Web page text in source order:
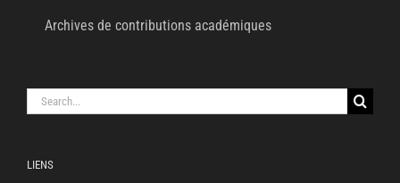
Archives de contributions académiques
Search
for:
LIENS